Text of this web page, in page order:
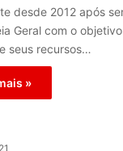
desde 2012 após
Geral com o
seus recursos…
»